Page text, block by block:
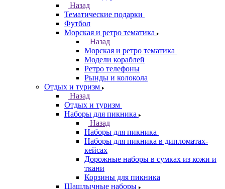
Назад
Тематические подарки
Футбол
Морская и ретро тематика
Назад
Морская и ретро тематика
Модели кораблей
Ретро телефоны
Рынды и колокола
Отдых и туризм
Назад
Отдых и туризм
Наборы для пикника
Назад
Наборы для пикника
Наборы для пикника в дипломатах-
кейсах
Дорожные наборы в сумках из кожи и
ткани
Корзины для пикника
Шашлычные наборы